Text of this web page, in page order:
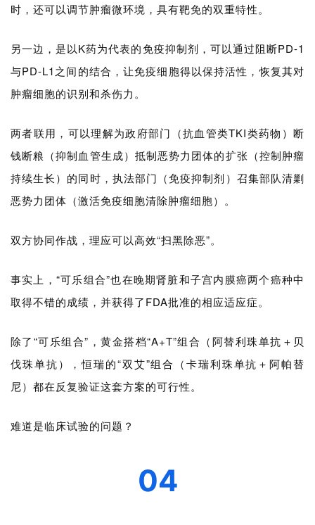
首
页
药
讯
视
专
精
彩
时，还可以调节肿瘤微环境，具有靶免的双重特性。
另一边，是以K药为代表的免疫抑制剂，可以通过阻断PD-1
与PD-L1之间的结合，让免疫细胞得以保持活性，恢复其对
肿瘤细胞的识别和杀伤力。
两者联用，可以理解为政府部门（抗血管类TKI类药物）断
钱断粮（抑制血管生成）抵制恶势力团体的扩张（控制肿瘤
持续生长）的同时，执法部门（免疫抑制剂）召集部队清剿
恶势力团体（激活免疫细胞清除肿瘤细胞）。
双方协同作战，理应可以高效“扫黑除恶”。
事实上，“可乐组合”也在晚期肾脏和子宫内膜癌两个癌种中
取得不错的成绩，并获得了FDA批准的相应适应症。
除了“可乐组合” ，黄金搭档“A+T”组合（阿替利珠单抗＋贝
伐珠单抗），恒瑞的“双艾”组合（卡瑞利珠单抗＋阿帕替
尼）都在反复验证这套方案的可行性。
难道是临床试验的问题？
04